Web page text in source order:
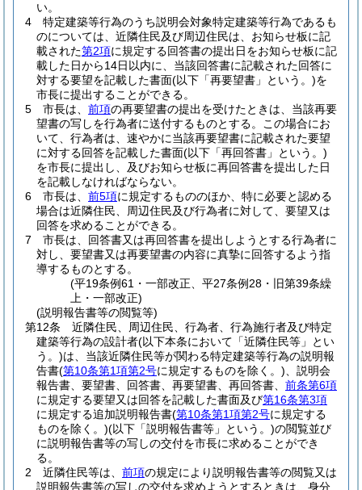
い。
4
特定建築等行為のうち説明会対象特定建築等行為であるも
のについては、近隣住民及び周辺住民は、お知らせ板に記
載された第2項に規定する回答書の提出日をお知らせ板に記
載した日から14日以内に、当該回答書に記載された回答に
対する要望を記載した書面(以下「再要望書」という。)を
市長に提出することができる。
5
市長は、 前項の再要望書の提出を受けたときは、当該再要
望書の写しを行為者に送付するものとする。
この場合にお
いて、行為者は、速やかに当該再要望書に記載された要望
に対する回答を記載した書面(以下「再回答書」という。)
を市長に提出し、及びお知らせ板に再回答書を提出した日
を記載しなければならない。
6
市長は、 前5項に規定するもののほか、特に必要と認める
場合は近隣住民、周辺住民及び行為者に対して、要望又は
回答を求めることができる。
7
市長は、回答書又は再回答書を提出しようとする行為者に
対し、要望書又は再要望書の内容に真摯に回答するよう指
導するものとする。
(平19条例61・一部改正、平27条例28・旧第39条繰
上・一部改正)
(説明報告書等の閲覧等)
第12条
近隣住民、周辺住民、行為者、行為施行者及び特定
建築等行為の設計者(以下本条において「近隣住民等」とい
う。)は、当該近隣住民等が関わる特定建築等行為の説明報
告書(第10条第1項第2号に規定するものを除く。) 、説明会
報告書、要望書、回答書、再要望書、再回答書、 前条第6項
に規定する要望又は回答を記載した書面及び第16条第3項
に規定する追加説明報告書(第10条第1項第2号に規定する
ものを除く。)(以下「説明報告書等」という。)の閲覧並び
に説明報告書等の写しの交付を市長に求めることができ
る。
2
近隣住民等は、 前項の規定により説明報告書等の閲覧又は
説明報告書等の写しの交付を求めようとするときは、身分